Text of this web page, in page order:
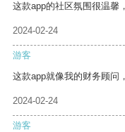
这款app的社区氛围很温馨
2024-02-24
游客
这款app就像我的财务顾问
2024-02-24
游客